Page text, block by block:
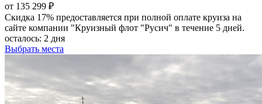
от 135 299 ₽
Скидка 17% предоставляется при полной оплате круиза на
сайте компании "Круизный флот "Русич" в течение 5 дней.
осталось: 2 дня
Выбрать места